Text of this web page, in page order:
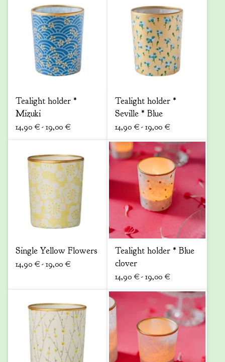
Tealight holder *
Mizuki
14,90 €- 19,00 €
Tealight holder *
Seville * Blue
14,90 €- 19,00 €
Single Yellow Flowers
14,90 €- 19,00 €
Tealight holder * Blue
clover
14,90 €- 19,00 €